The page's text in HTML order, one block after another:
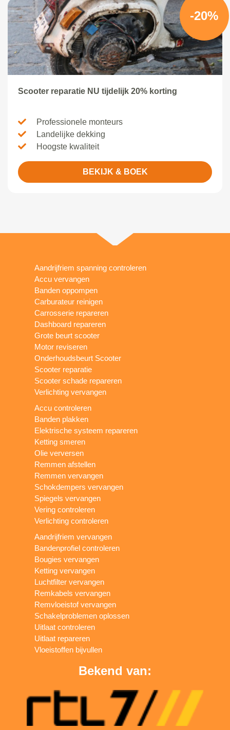
-20%
Scooter reparatie NU tijdelijk 20% korting
Professionele monteurs
Landelijke dekking
Hoogste kwaliteit
BEKIJK & BOEK
Aandrijfriem spanning controleren
Accu vervangen
Banden oppompen
Carburateur reinigen
Carrosserie repareren
Dashboard repareren
Grote beurt scooter
Motor reviseren
Onderhoudsbeurt Scooter
Scooter reparatie
Scooter schade repareren
Verlichting vervangen
Accu controleren
Banden plakken
Elektrische systeem repareren
Ketting smeren
Olie verversen
Remmen afstellen
Remmen vervangen
Schokdempers vervangen
Spiegels vervangen
Vering controleren
Verlichting controleren
Aandrijfriem vervangen
Bandenprofiel controleren
Bougies vervangen
Ketting vervangen
Luchtfilter vervangen
Remkabels vervangen
Remvloeistof vervangen
Schakelproblemen oplossen
Uitlaat controleren
Uitlaat repareren
Vloeistoffen bijvullen
Bekend van: